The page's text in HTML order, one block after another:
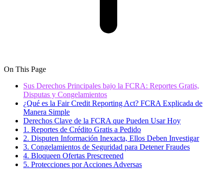
On This Page
Sus Derechos Principales bajo la FCRA: Reportes Gratis,
Disputas y Congelamientos
¿Qué es la Fair Credit Reporting Act? FCRA Explicada de
Manera Simple
Derechos Clave de la FCRA que Pueden Usar Hoy
1. Reportes de Crédito Gratis a Pedido
2. Disputen Información Inexacta, Ellos Deben Investigar
3. Congelamientos de Seguridad para Detener Fraudes
4. Bloqueen Ofertas Prescreened
5. Protecciones por Acciones Adversas